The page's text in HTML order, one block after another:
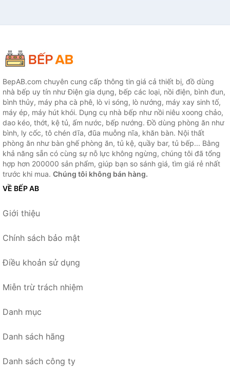
BepAB.com chuyên cung cấp thông tin giá cả thiết bị, đồ dùng
nhà bếp uy tín như Điện gia dụng, bếp các loại, nồi điện, bình đun,
bình thủy, máy pha cà phê, lò vi sóng, lò nướng, máy xay sinh tố,
máy ép, máy hút khói. Dụng cụ nhà bếp như nồi niêu xoong chảo,
dao kéo, thớt, kệ tủ, ấm nước, bếp nướng. Đồ dùng phòng ăn như
bình, ly cốc, tô chén dĩa, đũa muỗng nĩa, khăn bàn. Nội thất
phòng ăn như bàn ghế phòng ăn, tủ kệ, quầy bar, tủ bếp... Bằng
khả năng sẵn có cùng sự nỗ lực không ngừng, chúng tôi đã tổng
hợp hơn 200000 sản phẩm, giúp bạn so sánh giá, tìm giá rẻ nhất
trước khi mua. Chúng tôi không bán hàng.
VỀ BẾP AB
Giới thiệu
Chính sách bảo mật
Điều khoản sử dụng
Miễn trừ trách nhiệm
Danh mục
Danh sách hãng
Danh sách công ty